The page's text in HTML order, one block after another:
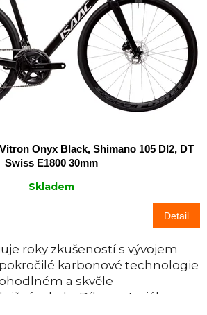
Onyx Black, Shimano 105 DI2, DT
Swiss E1800 30mm
Skladem
Detail
roky zkušeností s vývojem
karbonové technologie
a skvěle
kole. Díky materiálu